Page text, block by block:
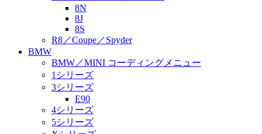
8N
8J
8S
R8／Coupe／Spyder
BMW
BMW／MINI コーディングメニュー
1シリーズ
3シリーズ
E90
4シリーズ
5シリーズ